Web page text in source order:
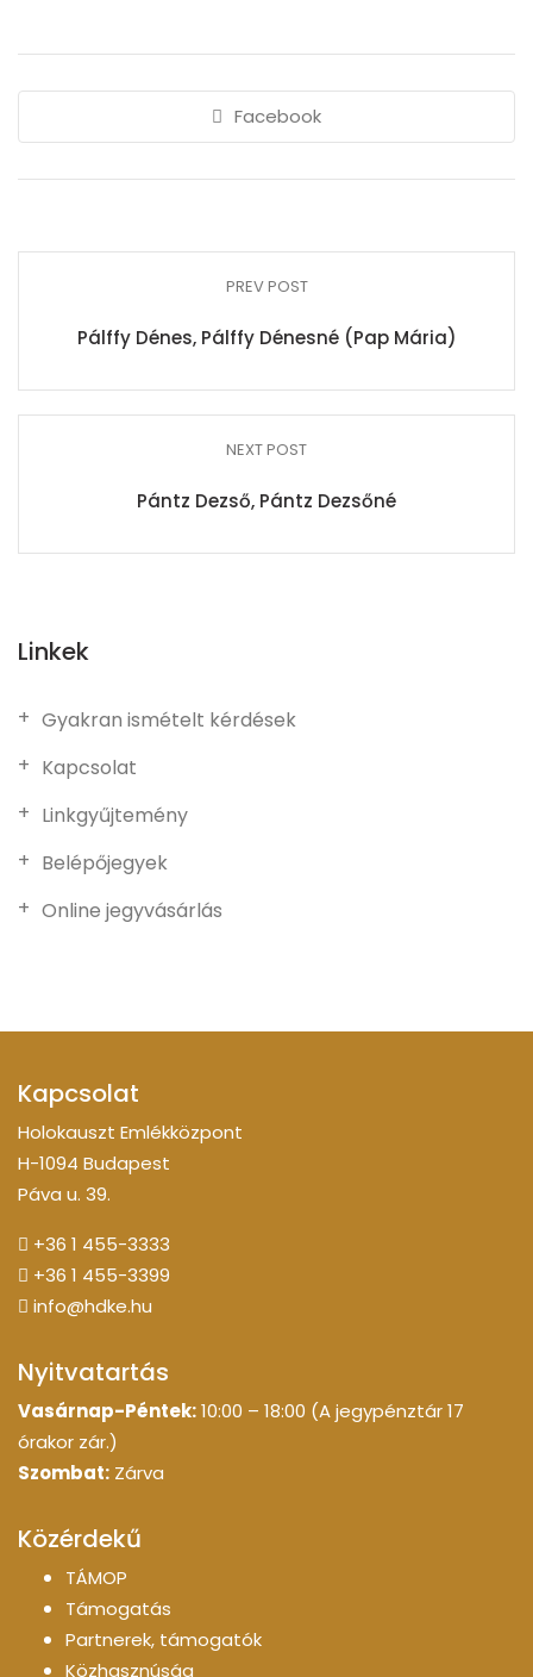
Facebook
PREV POST
Pálffy Dénes, Pálffy Dénesné (Pap Mária)
NEXT POST
Pántz Dezső, Pántz Dezsőné
Linkek
Gyakran ismételt kérdések
Kapcsolat
Linkgyűjtemény
Belépőjegyek
Online jegyvásárlás
Kapcsolat
Holokauszt Emlékközpont
H-1094 Budapest
Páva u. 39.
+36 1 455-3333
+36 1 455-3399
info@hdke.hu
Nyitvatartás
Vasárnap-Péntek:10:00 – 18:00 (A jegypénztár 17
órakor zár.)
Szombat: Zárva
Közérdekű
TÁMOP
Támogatás
Partnerek, támogatók
Közhasznúság